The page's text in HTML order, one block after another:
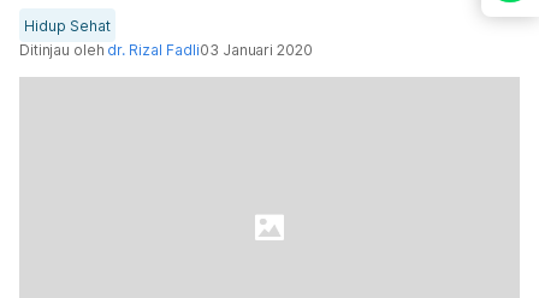
Hidup Sehat
Ditinjau oleh dr. Rizal Fadli03 Januari 2020